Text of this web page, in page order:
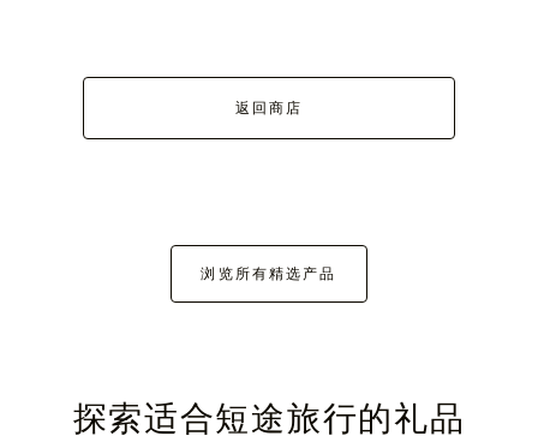
返回商店
浏览所有精选产品
探索适合短途旅行的礼品